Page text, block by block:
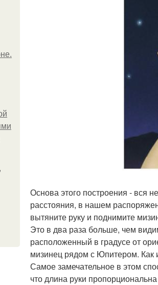
Основа этого построения - вся
расстояния, в нашем
вытяните руку и поднимите
Это в два раза больше, чем
расположенный в градусе от
мизинец рядом с Юпитером. Как
Самое замечательное в этом
что длина руки